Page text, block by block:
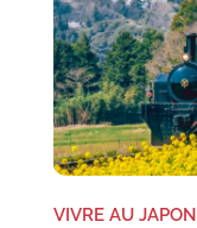
VIVRE AU JAPON